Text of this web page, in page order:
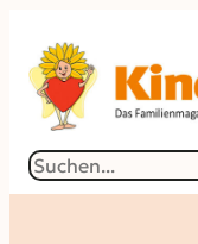
Inhalt
springen
Suchen